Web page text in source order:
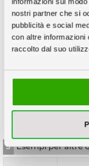
nostri partner che si
pubblicità e social
con altre informazioni
raccolto dal suo
03
118,20 €
3 Esempi per altre